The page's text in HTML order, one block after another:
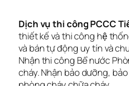
Dịch vụ thi công PCCC
thiết kế và thi công hệ
và bán tự động uy tín và
Nhận thi công Bể nước
cháy. Nhận bảo dưỡng,